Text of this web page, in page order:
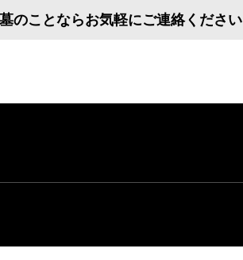
のことならお気軽にご連絡ください